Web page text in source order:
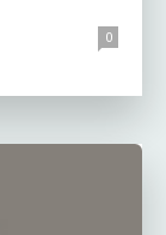
0